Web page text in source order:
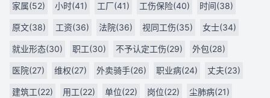
家属(52) 小时(41) 工厂(41) 工伤保险(40) 时间(38)
原文(38) 工资(36) 法院(36) 视同工伤(35) 女士(34)
就业形态(30) 职工(30) 不予认定工伤(29) 外包(28)
医院(27) 维权(27) 外卖骑手(26) 职业病(24) 丈夫(23)
建筑工(22) 用工(22) 单位(22) 岗位(22) 尘肺病(21)